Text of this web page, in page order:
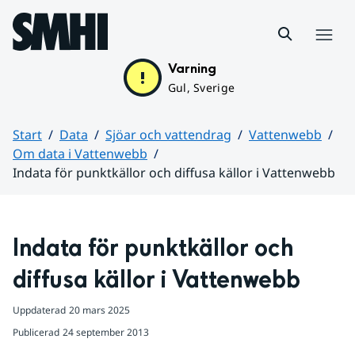
Hoppa till sidans innehåll
Varning
Gul, Sverige
Start Data Sjöar och vattendrag
Vattenwebb
Om data i Vattenwebb
Indata för punktkällor och diffusa källor i Vattenwebb
Indata för punktkällor och
diffusa källor i Vattenwebb
Uppdaterad 20 mars 2025
Publicerad 24 september 2013